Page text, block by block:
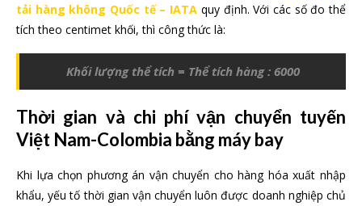
tải hàng không Quốc tế – IATA quy định. Với các số đo thể
tích theo centimet khối, thì công thức là:
Khối lượng thể tích = Thể tích hàng : 6000
Thời gian và chi phí vận chuyển tuyến
Việt Nam-Colombia bằng máy bay
Khi lựa chọn phương án vận chuyển cho hàng hóa xuất nhập
khẩu, yếu tố thời gian vận chuyển luôn được doanh nghiệp chủ